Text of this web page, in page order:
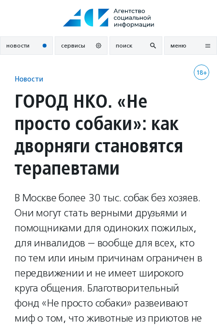
новости сервисы поиск меню
18+
Новости
ГОРОД НКО. «Не
просто собаки»: как
дворняги становятся
терапевтами
В Москве более 30 тыс. собак без хозяев.
Они могут стать верными друзьями и
помощниками для одиноких пожилых,
для инвалидов — вообще для всех, кто
по тем или иным причинам ограничен в
передвижении и не имеет широкого
круга общения. Благотворительный
фонд «Не просто собаки» развеивают
миф о том, что животные из приютов не